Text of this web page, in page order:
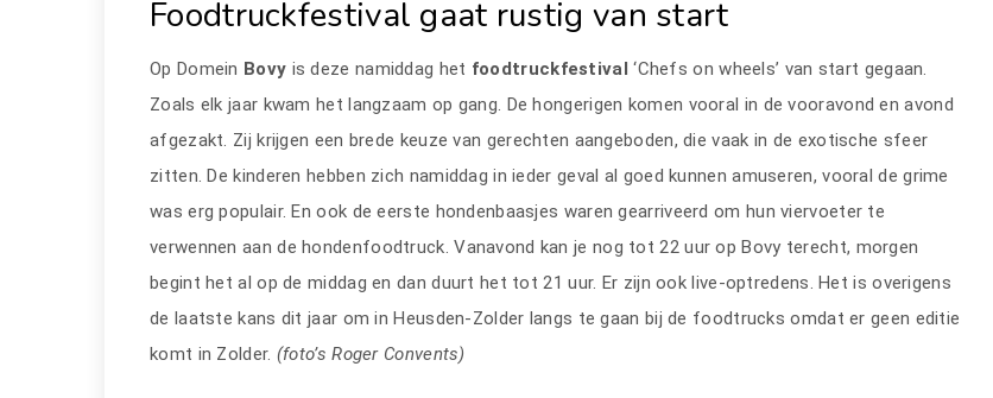
Foodtruckfestival gaat rustig van start
Op Domein Bovy is deze namiddag het foodtruckfestival‘Chefs on wheels’ van start gegaan.
Zoals elk jaar kwam het langzaam op gang. De hongerigen komen vooral in de vooravond en avond
afgezakt. Zij krijgen een brede keuze van gerechten aangeboden, die vaak in de exotische sfeer
zitten. De kinderen hebben zich namiddag in ieder geval al goed kunnen amuseren, vooral de grime
was erg populair. En ook de eerste hondenbaasjes waren gearriveerd om hun viervoeter te
verwennen aan de hondenfoodtruck. Vanavond kan je nog tot 22 uur op Bovy terecht, morgen
begint het al op de middag en dan duurt het tot 21 uur. Er zijn ook live-optredens. Het is overigens
de laatste kans dit jaar om in Heusden-Zolder langs te gaan bij de foodtrucks omdat er geen editie
komt in Zolder. (foto’s Roger Convents)